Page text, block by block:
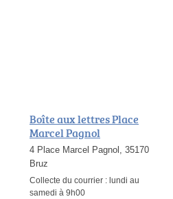
Boîte aux lettres Place
Marcel Pagnol
4 Place Marcel Pagnol, 35170
Bruz
Collecte du courrier : lundi au
samedi à 9h00